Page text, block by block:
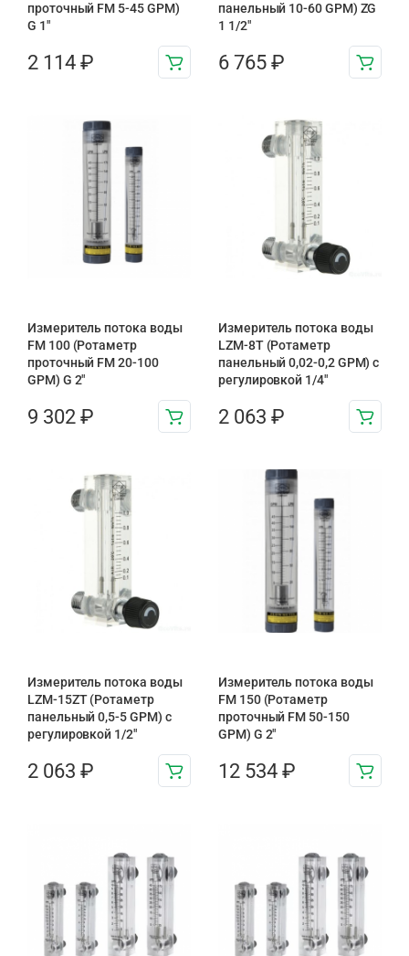
проточный FM 5-45 GPM)
G 1″
2 114 ₽
панельный 10-60 GPM) ZG
1 1/2″
6 765 ₽
Измеритель потока воды
FM 100 (Ротаметр
проточный FM 20-100
GPM) G 2″
9 302 ₽
Измеритель потока воды
LZM-8T (Ротаметр
панельный 0,02-0,2 GPM) с
регулировкой 1/4″
2 063 ₽
Измеритель потока воды
LZM-15ZT (Ротаметр
панельный 0,5-5 GPM) с
регулировкой 1/2″
2 063 ₽
Измеритель потока воды
FM 150 (Ротаметр
проточный FM 50-150
GPM) G 2″
12 534 ₽